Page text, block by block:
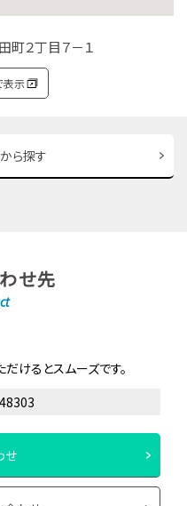
２丁目７－１
表示
ら探す
せ先
けるとスムーズです。
せ